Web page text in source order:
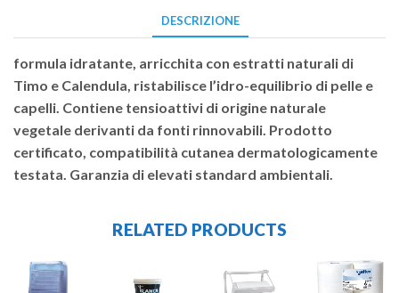
DESCRIZIONE
formula idratante, arricchita con estratti naturali di
Timo e Calendula, ristabilisce l’idro-equilibrio di pelle e
capelli. Contiene tensioattivi di origine naturale
vegetale derivanti da fonti rinnovabili. Prodotto
certificato, compatibilità cutanea dermatologicamente
testata. Garanzia di elevati standard ambientali.
RELATED PRODUCTS